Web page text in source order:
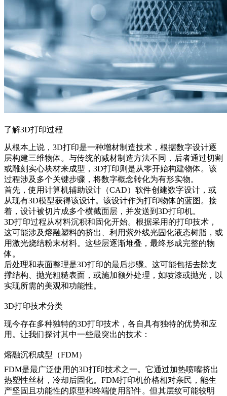
了解3D打印过程
从根本上说，3D打印是一种增材制造技术，根据数字设计逐
层构建三维物体。与传统的减材制造方法不同，后者通过切割
或雕刻实心块材来成型，3D打印则是从零开始构建物体。该
过程涉及多个关键步骤，将数字概念转化为有形实物。
首先，使用计算机辅助设计（CAD）软件创建数字设计，或
从现有3D模型获得该设计。该设计作为打印物体的蓝图。接
着，设计被切片成多个横截面层，并发送到3D打印机。
3D打印过程从材料沉积和固化开始。根据采用的打印技术，
这可能涉及熔融塑料的挤出、利用紫外线光固化液态树脂，或
用激光烧结粉末材料。这些层逐渐堆叠，最终形成完整的物
体。
后处理和表面整理是3D打印的最后步骤。这可能包括去除支
撑结构、抛光粗糙表面，或施加额外处理，如喷漆或抛光，以
实现所需的美观和功能性。
3D打印技术分类
现今存在多种独特的3D打印技术，各自具有独特的优势和应
用。让我们探讨其中一些最突出的技术：
熔融沉积成型（FDM）
FDM是最广泛使用的3D打印技术之一。它通过加热喷嘴挤出
热塑性丝材，冷却后固化。FDM打印机价格相对亲民，能生
产坚固且功能性的原型和终端使用部件。但其层纹可能较明